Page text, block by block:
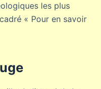
les plus
« Pour en savoir